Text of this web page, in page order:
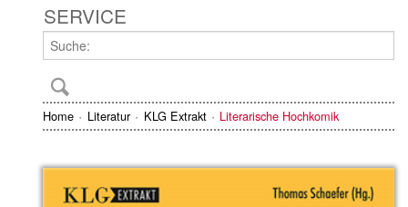
SERVICE
Home Literatur KLG Extrakt Literarische Hochkomik